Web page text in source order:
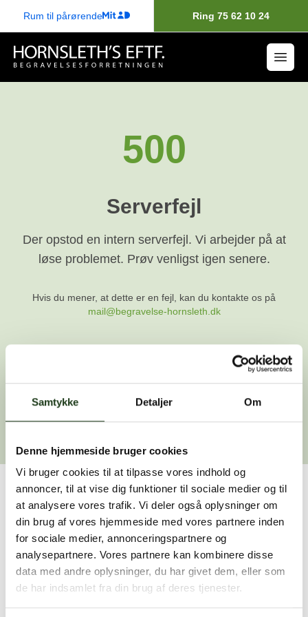
Samtykke Detaljer Om
Denne hjemmeside bruger cookies
Vi bruger cookies til at tilpasse vores indhold og
annoncer, til at vise dig funktioner til sociale medier og til
at analysere vores trafik. Vi deler også oplysninger om
din brug af vores hjemmeside med vores partnere inden
for sociale medier, annonceringspartnere og
analysepartnere. Vores partnere kan kombinere disse
data med andre oplysninger, du har givet dem, eller som
de har indsamlet fra din brug af deres tjenester.
Rum til pårørende Ring 75 62 10 24
500
Serverfejl
Der opstod en intern serverfejl. Vi arbejder på at
løse problemet. Prøv venligst igen senere.
Hvis du mener, at dette er en fejl, kan du kontakte os på
mail@begravelse-hornsleth.dk
Gå tilbage
Har du brug for hjælp?
Vi er her for at hjælpe dig. Du er velkommen til at kontakte
os, hvis du har spørgsmål eller brug for assistance.
59 45 10 14
Find nærmeste afdeling